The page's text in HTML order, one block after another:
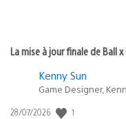
La mise à jour finale de Ball
Kenny Sun
Game Designer,
Date
28/07/2026 1